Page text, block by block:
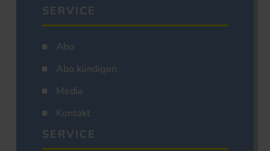
SERVICE
Abo
Abo kündigen
Media
Kontakt
SERVICE